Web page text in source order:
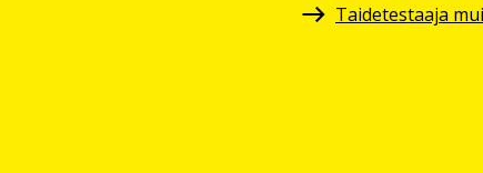
Taidetestaaja